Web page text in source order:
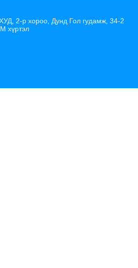
2-р хороо, Дунд Гол гудамж, 34-2
хүртэл